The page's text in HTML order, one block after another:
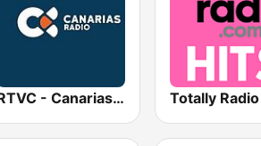
RTVC - Canarias Radio Totally